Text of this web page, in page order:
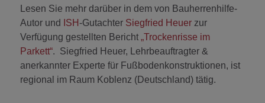
Lesen Sie mehr darüber in dem von Bauherrenhilfe-
Autor und
ISH-Gutachter Siegfried Heuer zur
Verfügung gestellten Bericht „Trockenrisse im
Parkett“. Siegfried Heuer, Lehrbeauftragter &
anerkannter Experte für Fußbodenkonstruktionen, ist
regional im Raum Koblenz (Deutschland) tätig.